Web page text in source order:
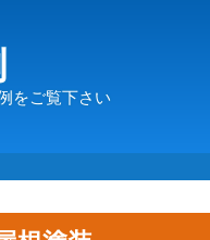
をご覧下さい